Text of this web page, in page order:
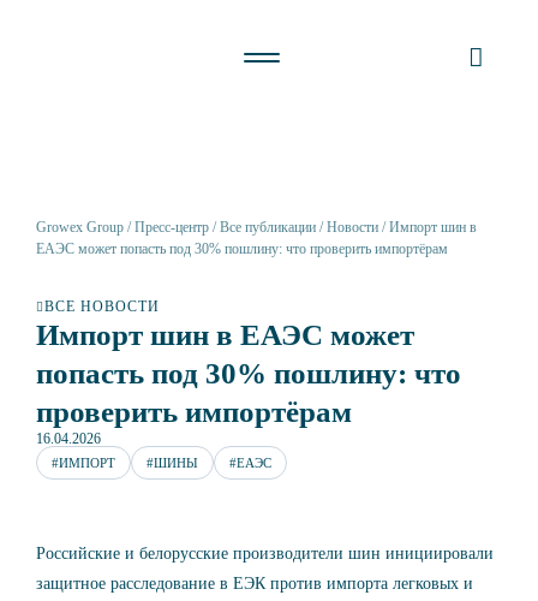
Growex Group Пресс-центр Все публикации Новости
Импорт шин в
ЕАЭС может попасть под 30% пошлину: что проверить импортёрам
ВСЕ НОВОСТИ
Импорт шин в ЕАЭС может
попасть под 30% пошлину: что
проверить импортёрам
16.04.2026
#ИМПОРТ #ШИНЫ #ЕАЭС
Российские и белорусские производители шин инициировали
защитное расследование в ЕЭК против импорта легковых и